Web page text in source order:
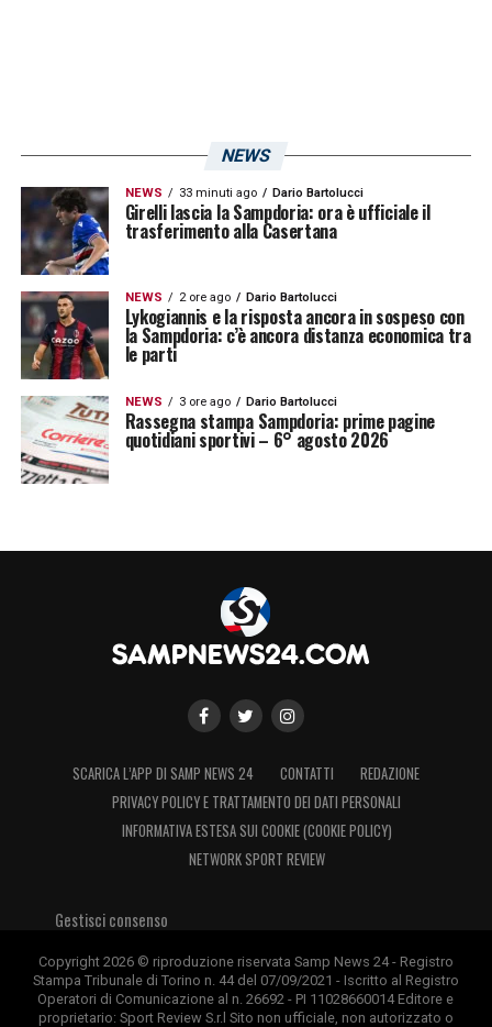
quello che è il risultato sportivo ricercando
LA PLAYLIST DELLE NOSTRE TOP NEWS
NEWS
NEWS 33 minuti ago Dario Bartolucci
Girelli lascia la Sampdoria: ora è ufficiale il
trasferimento alla Casertana
NEWS 2 ore ago Dario Bartolucci
Lykogiannis e la risposta ancora in sospeso con
la Sampdoria: c’è ancora distanza economica tra
le parti
NEWS 3 ore ago Dario Bartolucci
Rassegna stampa Sampdoria: prime pagine
quotidiani sportivi – 6° agosto 2026
SCARICA L’APP DI SAMP NEWS 24 CONTATTI
REDAZIONE
PRIVACY POLICY E TRATTAMENTO DEI DATI PERSONALI
INFORMATIVA ESTESA SUI COOKIE (COOKIE POLICY)
NETWORK SPORT REVIEW
Gestisci consenso
Copyright 2026 © riproduzione riservata Samp News 24 - Registro
Stampa Tribunale di Torino n. 44 del 07/09/2021 - Iscritto al Registro
Operatori di Comunicazione al n. 26692 - PI 11028660014 Editore e
proprietario: Sport Review S.r.l Sito non ufficiale, non autorizzato o